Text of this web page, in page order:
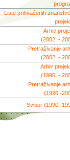
Liste prihvaćenih
Arhiv
(2002. -
Pretraživanje
(2002. -
Arhiv
(1996. -
Pretraživanje
(1996.-
Svibor (1990.-